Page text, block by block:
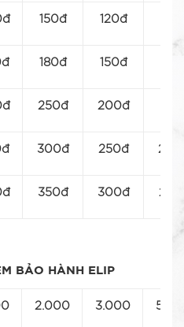
150đ 120đ
180đ 150đ
250đ 200đ
300đ 250đ
350đ 300đ
BẢO HÀNH ELIP
2.000 3.000